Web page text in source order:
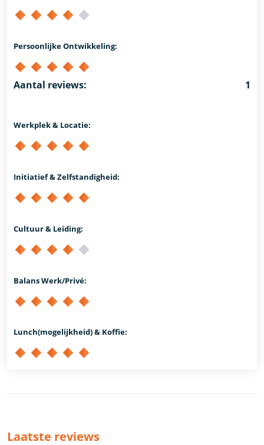
Persoonlijke Ontwikkeling:
Aantal reviews: 1
Werkplek & Locatie:
Initiatief & Zelfstandigheid:
Cultuur & Leiding:
Balans Werk/Privé:
Lunch(mogelijkheid) & Koffie:
Laatste reviews